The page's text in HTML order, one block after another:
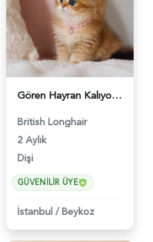
Gören Hayran Kalıyor! British Longhair Golden Dişi - 6345
British Longhair
2 Aylık
Dişi
GÜVENILIR ÜYE
İstanbul / Beykoz